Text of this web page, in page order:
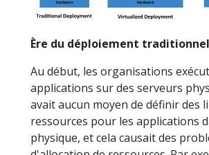
Ère du déploiement
Au début, les organisations
applications sur des serveurs
avait aucun moyen de définir des
ressources pour les applications
physique, et cela causait des